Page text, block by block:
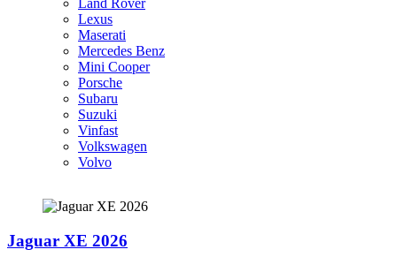
Land Rover
Lexus
Maserati
Mercedes Benz
Mini Cooper
Porsche
Subaru
Suzuki
Vinfast
Volkswagen
Volvo
Jaguar XE 2026